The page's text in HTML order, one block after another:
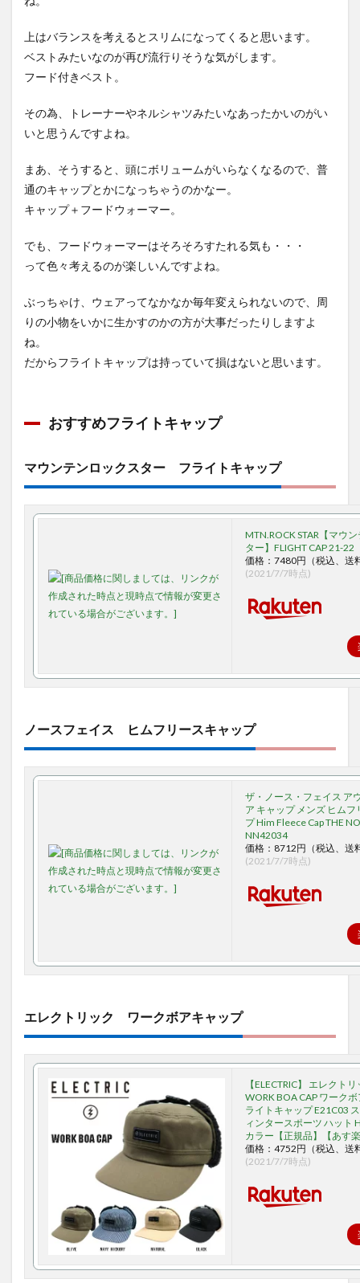
上はバランスを考えるとスリムになってくると思います。
ベストみたいなのが再び流行りそうな気がします。
フード付きベスト。
その為、トレーナーやネルシャツみたいなあったかいのがい
いと思うんですよね。
まあ、そうすると、頭にボリュームがいらなくなるので、普
通のキャップとかになっちゃうのかなー。
キャップ＋フードウォーマー。
でも、フードウォーマーはそろそろすたれる気も・・・
って色々考えるのが楽しいんですよね。
ぶっちゃけ、ウェアってなかなか毎年変えられないので、周
りの小物をいかに生かすのかの方が大事だったりしますよ
ね。
だからフライトキャップは持っていて損はないと思います。
おすすめフライトキャップ
マウンテンロックスター フライトキャップ
MTN.ROCK STAR【マウ
ター】FLIGHT CAP 21-22
価格：7480円（税込、送
(2021/7/7時点)
ノースフェイス ヒムフリースキャップ
ザ・ノース・フェイス ア
ア キャップ メンズ ヒム
プ Him Fleece Cap THE
NN42034
価格：8712円（税込、送
(2021/7/7時点)
エレクトリック ワークボアキャップ
【ELECTRIC】 エレクト
WORK BOA CAP ワーク
ライトキャップ E21C03
ィンタースポーツ ハット
カラー【正規品】【あす
価格：4752円（税込、送
(2021/7/7時点)